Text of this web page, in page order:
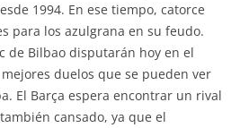
1994. En ese tiempo, catorce
para los azulgrana en su feudo.
de Bilbao disputarán hoy en el
duelos que se pueden ver
El Barça espera encontrar un rival
cansado, ya que el